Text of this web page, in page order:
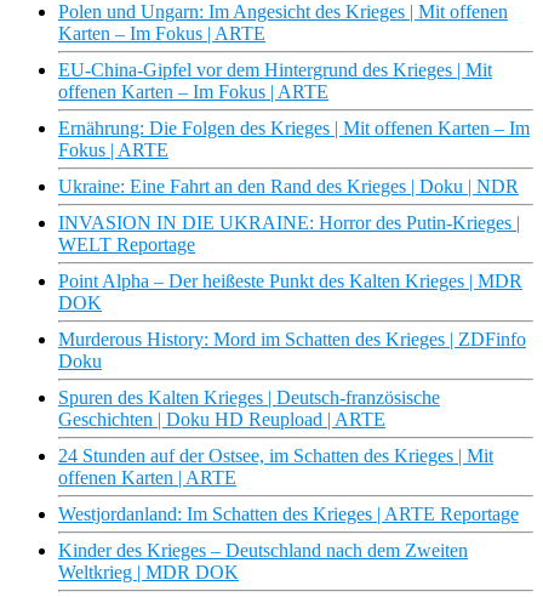
Polen und Ungarn: Im Angesicht des Krieges | Mit offenen
Karten – Im Fokus | ARTE
EU-China-Gipfel vor dem Hintergrund des Krieges | Mit
offenen Karten – Im Fokus | ARTE
Ernährung: Die Folgen des Krieges | Mit offenen Karten – Im
Fokus | ARTE
Ukraine: Eine Fahrt an den Rand des Krieges | Doku | NDR
INVASION IN DIE UKRAINE: Horror des Putin-Krieges |
WELT Reportage
Point Alpha – Der heißeste Punkt des Kalten Krieges | MDR
DOK
Murderous History: Mord im Schatten des Krieges | ZDFinfo
Doku
Spuren des Kalten Krieges | Deutsch-französische
Geschichten | Doku HD Reupload | ARTE
24 Stunden auf der Ostsee, im Schatten des Krieges | Mit
offenen Karten | ARTE
Westjordanland: Im Schatten des Krieges | ARTE Reportage
Kinder des Krieges – Deutschland nach dem Zweiten
Weltkrieg | MDR DOK